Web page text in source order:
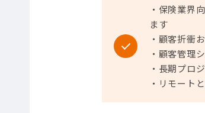
・保険業界
ます
・顧客折衝
・顧客管理
・長期プロ
・リモート